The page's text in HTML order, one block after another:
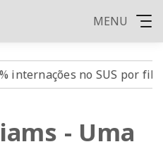
MENU
no SUS por fibrose
- Uma